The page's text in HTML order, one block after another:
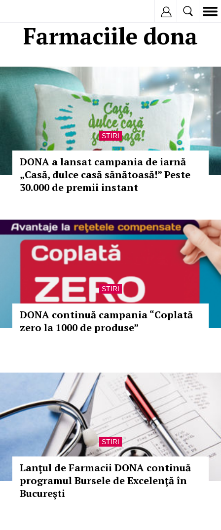
Farmaciile dona
STIRI
DONA a lansat campania de iarnă
„Casă, dulce casă sănătoasă!” Peste
30.000 de premii instant
STIRI
DONA continuă campania “Coplată
zero la 1000 de produse”
STIRI
Lanţul de Farmacii DONA continuă
programul Bursele de Excelenţă în
Bucureşti